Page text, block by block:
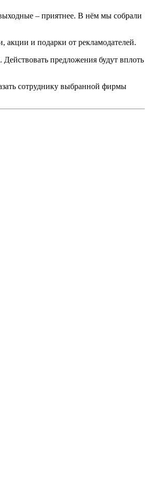
– приятнее. В нём мы собрали
акции и подарки от рекламодателей.
предложения будут вплоть
сотруднику выбранной фирмы